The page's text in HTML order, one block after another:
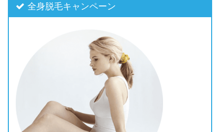
全身脱毛キャンペーン